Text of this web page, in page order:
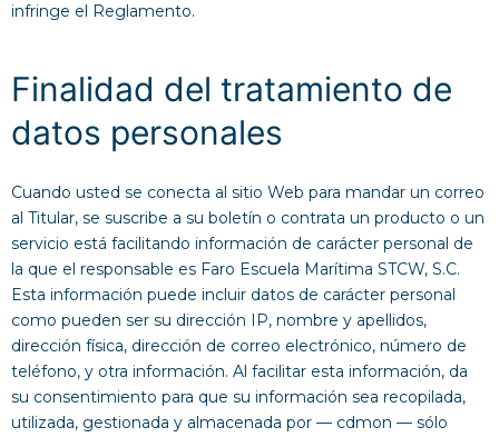
infringe el Reglamento.
Finalidad del tratamiento de
datos personales
Cuando usted se conecta al sitio Web para mandar un correo
al Titular, se suscribe a su boletín o contrata un producto o un
servicio está facilitando información de carácter personal de
la que el responsable es Faro Escuela Marítima STCW, S.C.
Esta información puede incluir datos de carácter personal
como pueden ser su dirección IP, nombre y apellidos,
dirección física, dirección de correo electrónico, número de
teléfono, y otra información. Al facilitar esta información, da
su consentimiento para que su información sea recopilada,
utilizada, gestionada y almacenada por — cdmon — sólo